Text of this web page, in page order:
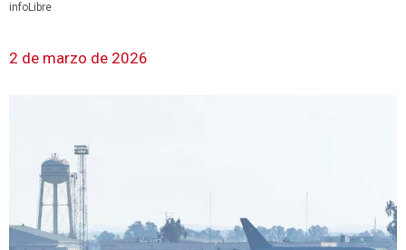
infoLibre
2 de marzo de 2026